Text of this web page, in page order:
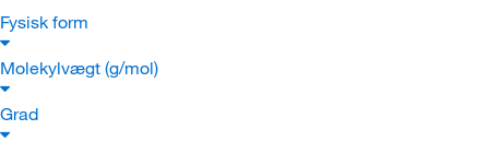
Fysisk form
Molekylvægt (g/mol)
Grad